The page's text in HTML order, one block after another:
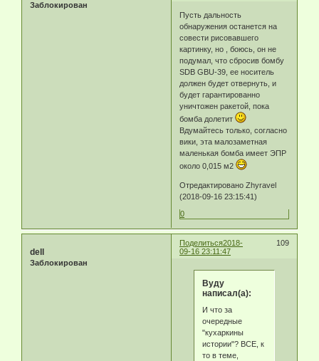
Заблокирован
Пусть дальность
обнаружения останется на
совести рисовавшего
картинку, но , боюсь, он не
подумал, что сбросив бомбу
SDB GBU-39, ее носитель
должен будет отвернуть, и
будет гарантированно
уничтожен ракетой, пока
бомба долетит
Вдумайтесь только, согласно
вики, эта малозаметная
маленькая бомба имеет ЭПР
около 0,015 м2
Отредактировано Zhyravel
(2018-09-16 23:15:41)
0
Поделиться 109
2018-
09-16 23:11:47
dell
Заблокирован
Byду
написал(а):
И что за
очередные
"кухаркины
истории"? ВСЕ, к
то в теме,